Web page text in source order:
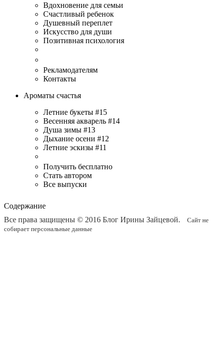
Вдохновение для семьи
Счастливый ребенок
Душевный переплет
Искусство для души
Позитивная психология
Рекламодателям
Контакты
Ароматы счастья
Летние букеты #15
Весенняя акварель #14
Душа зимы #13
Дыхание осени #12
Летние эскизы #11
Получить бесплатно
Стать автором
Все выпуски
Содержание
Все права защищены © 2016 Блог Ирины Зайцевой.
Сайт не
собирает персональные данные